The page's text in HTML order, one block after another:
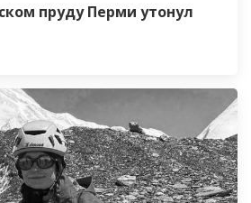
пруду Перми утонул